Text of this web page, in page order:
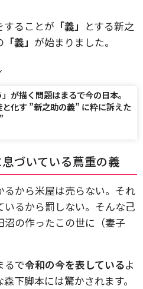
することが 「義」 とする新之
「義」 が始まりました。
」が描く問題はまるで今の日本。
化す ”新之助の義” に粋に訴えた
づいている蔦重の義
るから米屋は売らない。それ
るから罰しない。そんな己
の作ったこの世に（妻子
るで令和の今を表しているよ
下脚本には驚かされます。